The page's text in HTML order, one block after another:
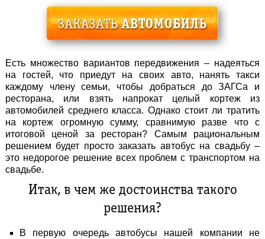
Есть множество вариантов передвижения – надеяться
на гостей, что приедут на своих авто, нанять такси
каждому члену семьи, чтобы добраться до ЗАГСа и
ресторана, или взять напрокат целый кортеж из
автомобилей среднего класса. Однако стоит ли тратить
на кортеж огромную сумму, сравнимую разве что с
итоговой ценой за ресторан? Самым рациональным
решением будет простозаказать автобус на свадьбу–
это недорогое решение всех проблем с транспортом на
свадьбе.
Итак, в чем же достоинства такого
решения?
В первую очередь автобусы нашей компании не